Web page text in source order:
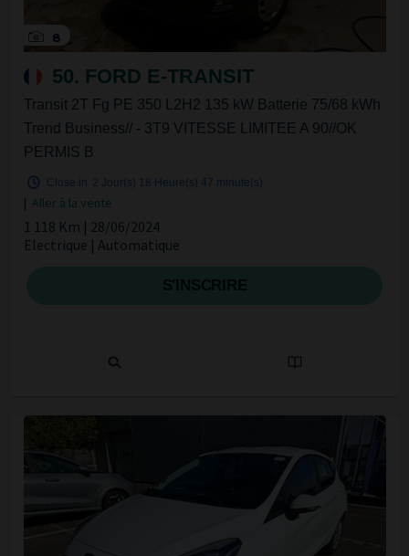
8
50. FORD E-TRANSIT
Transit 2T Fg PE 350 L2H2 135 kW Batterie 75/68 kWh
Trend Business// - 3T9 VITESSE LIMITEE A 90//OK
PERMIS B
Close in 2 Jour(s) 18 Heure(s) 47 minute(s)
| Aller à la vente
1 118 Km | 28/06/2024
Electrique | Automatique